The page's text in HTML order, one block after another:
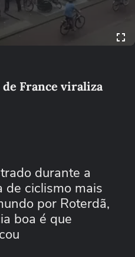
France viraliza
durante a
de ciclismo mais
por Roterdã,
boa é que